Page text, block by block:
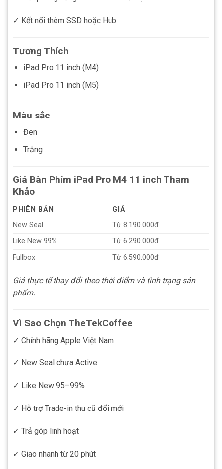
✓ Kết nối thêm SSD hoặc Hub
Tương Thích
iPad Pro 11 inch (M4)
iPad Pro 11 inch (M5)
Màu sắc
Đen
Trắng
Giá Bàn Phím iPad Pro M4 11 inch Tham
Khảo
PHIÊN BẢN
GIÁ
New Seal
Từ 8.190.000đ
Like New 99%
Từ 6.290.000đ
Fullbox
Từ 6.590.000đ
Giá thực tế thay đổi theo thời điểm và tình trạng sản
phẩm.
Vì Sao Chọn TheTekCoffee
✓ Chính hãng Apple Việt Nam
✓ New Seal chưa Active
✓ Like New 95–99%
✓ Hỗ trợ Trade-in thu cũ đổi mới
✓ Trả góp linh hoạt
✓ Giao nhanh từ 20 phút